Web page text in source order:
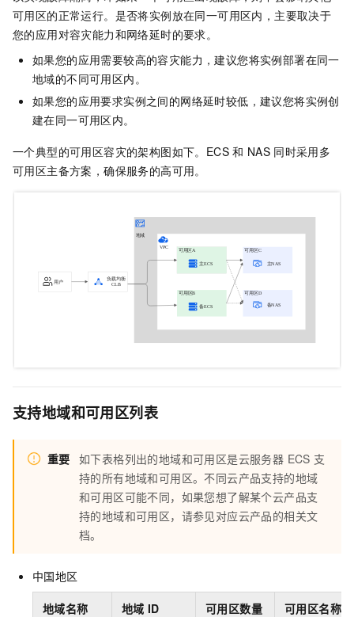
可用区的正常运行。是否将实例放在同一可用区内，主要取决于
您的应用对容灾能力和网络延时的要求。
如果您的应用需要较高的容灾能力，建议您将实例部署在同一
地域的不同可用区内。
如果您的应用要求实例之间的网络延时较低，建议您将实例创
建在同一可用区内。
一个典型的可用区容灾的架构图如下。ECS 和 NAS 同时采用多
可用区主备方案，确保服务的高可用。
支持地域和可用区列表
重要 如下表格列出的地域和可用区是云服务器 ECS 支
持的所有地域和可用区。不同云产品支持的地域
和可用区可能不同，如果您想了解某个云产品支
持的地域和可用区，请参见对应云产品的相关文
档。
中国地区
地域名称 地域 ID 可用区数量 可用区名称